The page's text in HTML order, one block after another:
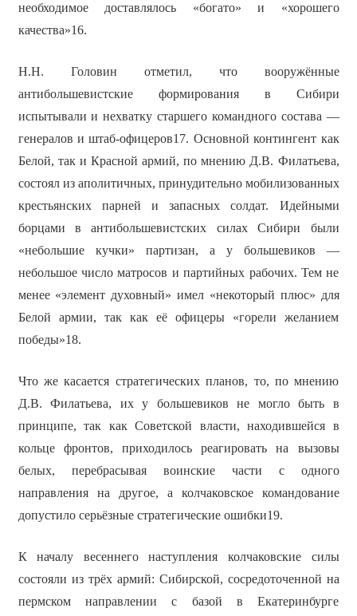
необходимое доставлялось «богато» и «хорошего
качества»16.
Н.Н. Головин отметил, что вооружённые
антибольшевистские формирования в Сибири
испытывали и нехватку старшего командного состава —
генералов и штаб-офицеров17. Основной контингент как
Белой, так и Красной армий, по мнению Д.В. Филатьева,
состоял из аполитичных, принудительно мобилизованных
крестьянских парней и запасных солдат. Идейными
борцами в антибольшевистских силах Сибири были
«небольшие кучки» партизан, а у большевиков —
небольшое число матросов и партийных рабочих. Тем не
менее «элемент духовный» имел «некоторый плюс» для
Белой армии, так как её офицеры «горели желанием
победы»18.
Что же касается стратегических планов, то, по мнению
Д.В. Филатьева, их у большевиков не могло быть в
принципе, так как Советской власти, находившейся в
кольце фронтов, приходилось реагировать на вызовы
белых, перебрасывая воинские части с одного
направления на другое, а колчаковское командование
допустило серьёзные стратегические ошибки19.
К началу весеннего наступления колчаковские силы
состояли из трёх армий: Сибирской, сосредоточенной на
пермском направлении с базой в Екатеринбурге